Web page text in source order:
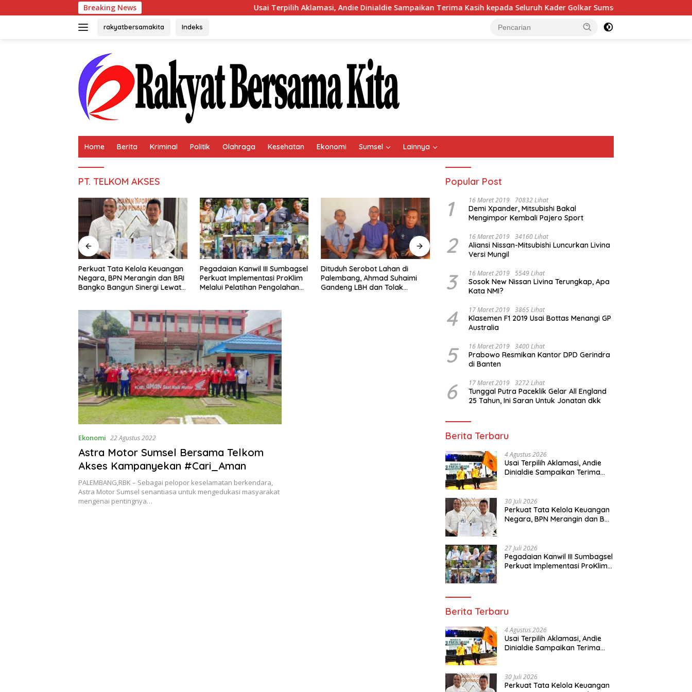
ke
Breaking News Usai Terpilih Aklamasi, Andie Dinialdie Sampaikan Terima Kasih kepada Seluruh Kader Golkar Sumsel
rakyatbersamakita Indeks
Home Berita Kriminal Politik Olahraga Kesehatan Ekonomi Sumsel Lainnya
PT. TELKOM AKSES
Perkuat Tata Kelola Keuangan
Negara, BPN Merangin dan BRI
Bangko Bangun Sinergi Lewat
Pegadaian Kanwil III Sumbagsel
Perkuat Implementasi ProKlim
Melalui Pelatihan Pengolahan
Dituduh Serobot Lahan di
Palembang, Ahmad Suhaimi
Gandeng LBH dan Tolak
Dugaan Janggal Tender Jalan
Pemprov Sumsel: Penawaran
Lebih Murah Digugurkan,
Vendor Siapkan Langkah
Pesta Bola Dunia 2026, Polda
Sumsel dan organisasi Islam
Sumsel
Ekonomi 22 Agustus 2022
Astra Motor Sumsel Bersama Telkom
Akses Kampanyekan #Cari_Aman
PALEMBANG,RBK – Sebagai pelopor keselamatan berkendara,
Astra Motor Sumsel senantiasa untuk mengedukasi masyarakat
mengenai pentingnya…
Popular Post
1 16 Maret 2019 70832 Lihat
Demi Xpander, Mitsubishi Bakal
Mengimpor Kembali Pajero Sport
2 16 Maret 2019 34160 Lihat
Aliansi Nissan-Mitsubishi Luncurkan Livina
Versi Mungil
3 16 Maret 2019 5549 Lihat
Sosok New Nissan Livina Terungkap, Apa
Kata NMI?
4 17 Maret 2019 3865 Lihat
Klasemen F1 2019 Usai Bottas Menangi GP
Australia
5 16 Maret 2019 3400 Lihat
Prabowo Resmikan Kantor DPD Gerindra
di Banten
6 17 Maret 2019 3272 Lihat
Tunggal Putra Paceklik Gelar All England
25 Tahun, Ini Saran Untuk Jonatan dkk
Berita Terbaru
4 Agustus 2026
Usai Terpilih Aklamasi, Andie
Dinialdie Sampaikan Terima
30 Juli 2026
Perkuat Tata Kelola Keuangan
Negara, BPN Merangin dan BRI
27 Juli 2026
Pegadaian Kanwil III Sumbagsel
Perkuat Implementasi ProKlim
Berita Terbaru
4 Agustus 2026
Usai Terpilih Aklamasi, Andie
Dinialdie Sampaikan Terima
30 Juli 2026
Perkuat Tata Kelola Keuangan